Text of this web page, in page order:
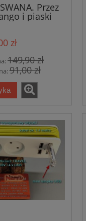
Przez
i piaski
zł
149,90 zł
91,00 zł